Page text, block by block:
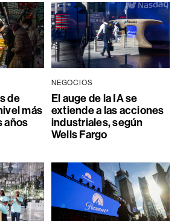
de
más
años
NEGOCIOS
El auge de la IA se
extiende a las acciones
industriales, según
Wells Fargo